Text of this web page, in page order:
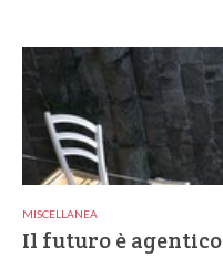
MISCELLANEA
Il futuro è agentico